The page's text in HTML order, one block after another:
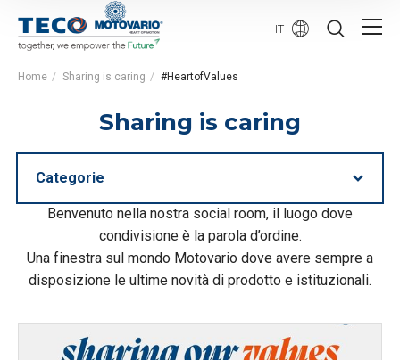
IT
Home Sharing is caring #HeartofValues
Sharing is caring
Categorie
Benvenuto nella nostra social room, il luogo dove
condivisione è la parola d’ordine.
Una finestra sul mondo Motovario dove avere sempre a
disposizione le ultime novità di prodotto e istituzionali.